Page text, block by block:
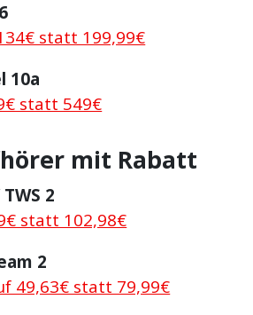
statt 199,99€
10a
statt 549€
mit Rabatt
2
statt 102,98€
2
49,63€ statt 79,99€